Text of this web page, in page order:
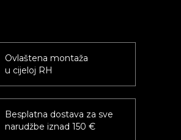
Ovlaštena montaža
u cijeloj RH
Besplatna dostava za sve
narudžbe iznad 150 €